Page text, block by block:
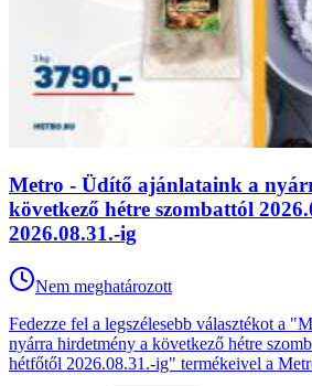
Metro - Üdítő ajánlataink a
következő hétre szombattól
2026.08.31.-ig
Nem meghatározott
Fedezze fel a legszélesebb választékot a
nyárra hirdetmény a következő hétre
hétfőtől 2026.08.31.-ig" termékeivel a